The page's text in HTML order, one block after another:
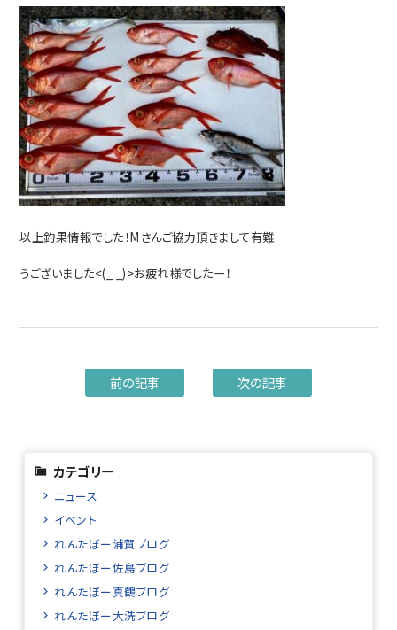
以上釣果情報でした！Mさんご協力頂きまして有難
うございました<(_ _)>お疲れ様でしたー！
前の記事 次の記事
カテゴリー
ニュース
イベント
れんたぼー浦賀ブログ
れんたぼー佐島ブログ
れんたぼー真鶴ブログ
れんたぼー大洗ブログ